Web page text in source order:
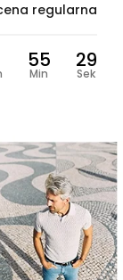
regularna
55
Min
28
Sek